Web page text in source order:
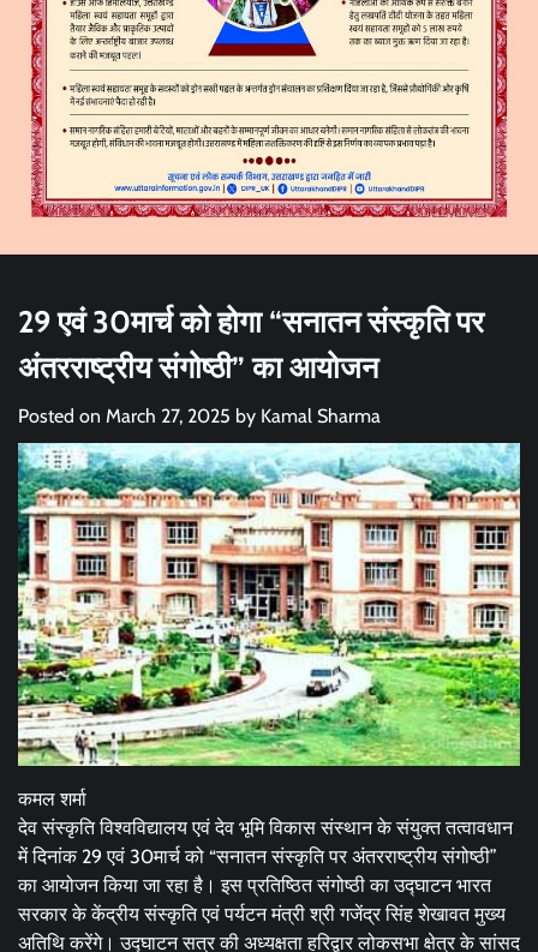
29 एवं 30मार्च को होगा “सनातन संस्कृति पर
अंतरराष्ट्रीय संगोष्ठी” का आयोजन
Posted on March 27, 2025 by Kamal Sharma
कमल शर्मा
देव संस्कृति विश्वविद्यालय एवं देव भूमि विकास संस्थान के संयुक्त तत्वावधान
में दिनांक 29 एवं 30मार्च को “सनातन संस्कृति पर अंतरराष्ट्रीय संगोष्ठी”
का आयोजन किया जा रहा है। इस प्रतिष्ठित संगोष्ठी का उद्घाटन भारत
सरकार के केंद्रीय संस्कृति एवं पर्यटन मंत्री श्री गजेंद्र सिंह शेखावत मुख्य
अतिथि करेंगे। उद्घाटन सत्र की अध्यक्षता हरिद्वार लोकसभा क्षेत्र के सांसद